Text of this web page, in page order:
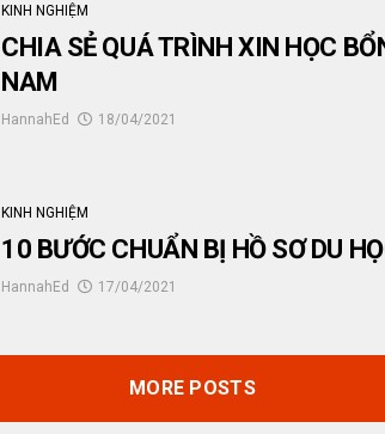
KINH NGHIỆM
CHIA SẺ QUÁ TRÌNH XIN HỌC
NAM
HannahEd 18/04/2021
KINH NGHIỆM
10 BƯỚC CHUẨN BỊ HỒ SƠ DU
HannahEd 17/04/2021
MORE POSTS